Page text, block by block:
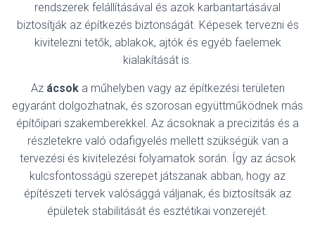
rendszerek felállításával és azok karbantartásával
biztosítják az építkezés biztonságát. Képesek tervezni és
kivitelezni tetők, ablakok, ajtók és egyéb faelemek
kialakítását is.
Az ácsoka műhelyben vagy az építkezési területen
egyaránt dolgozhatnak, és szorosan együttműködnek más
építőipari szakemberekkel. Az ácsoknak a precizitás és a
részletekre való odafigyelés mellett szükségük van a
tervezési és kivitelezési folyamatok során. Így az ácsok
kulcsfontosságú szerepet játszanak abban, hogy az
építészeti tervek valósággá váljanak, és biztosítsák az
épületek stabilitását és esztétikai vonzerejét.